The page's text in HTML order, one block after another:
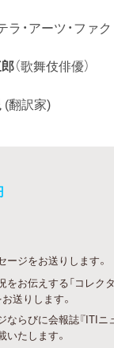
ラ・アーツ・ファ
（歌舞伎俳優）
(翻訳家)
ージをお送りします。
をお伝えする「コレク
送りします。
ならびに会報誌『ITIニ
いたします。